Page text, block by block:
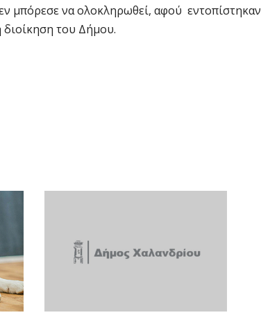
μπόρεσε να ολοκληρωθεί, αφού εντοπίστηκαν
του Δήμου.